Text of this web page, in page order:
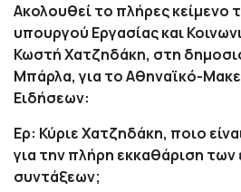
Ακολουθεί το πλήρες κείμενο
υπουργού Εργασίας και
Κωστή Χατζηδάκη, στη
Μπάρλα, για το Αθηναϊκό-
Ειδήσεων:
Ερ: Κύριε Χατζηδάκη, ποιο
για την πλήρη εκκαθάριση
συντάξεων;